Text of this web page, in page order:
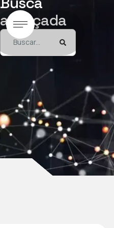
avançada